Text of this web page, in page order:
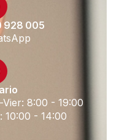
928 005
Vier: 8:00 - 19:00
10:00 - 14:00